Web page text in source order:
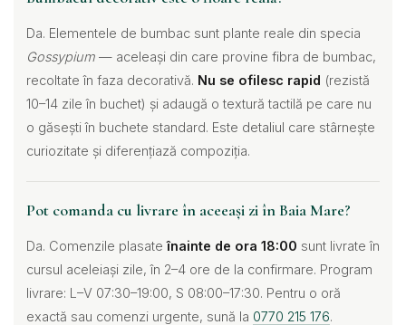
Da. Elementele de bumbac sunt plante reale din specia
Gossypium — aceleași din care provine fibra de bumbac,
recoltate în faza decorativă. Nu se ofilesc rapid (rezistă
10–14 zile în buchet) și adaugă o textură tactilă pe care nu
o găsești în buchete standard. Este detaliul care stârnește
curiozitate și diferențiază compoziția.
Pot comanda cu livrare în aceeași zi în Baia Mare?
Da. Comenzile plasateînainte de ora 18:00 sunt livrate în
cursul aceleiași zile, în 2–4 ore de la confirmare. Program
livrare: L–V 07:30–19:00, S 08:00–17:30. Pentru o oră
exactă sau comenzi urgente, sună la 0770 215 176.